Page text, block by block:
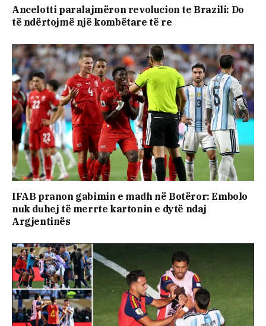
Ancelotti paralajmëron revolucion te Brazili: Do
të ndërtojmë një kombëtare të re
IFAB pranon gabimin e madh në Botëror: Embolo
nuk duhej të merrte kartonin e dytë ndaj
Argjentinës